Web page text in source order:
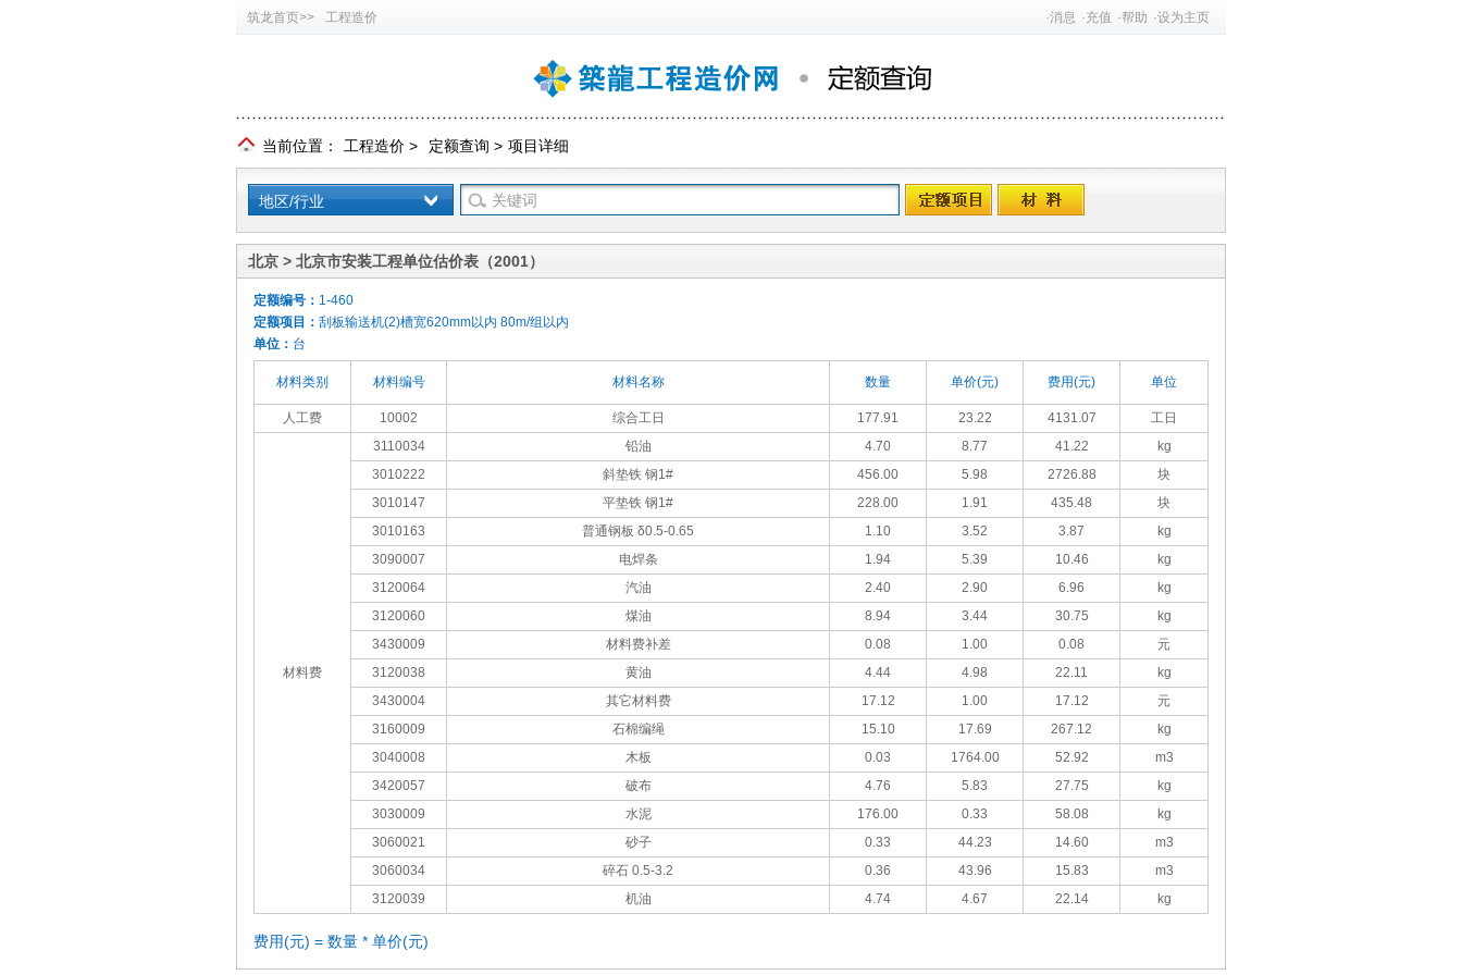
筑龙首页>> 工程造价 ·消息 ·充值 ·帮助 ·设为主页
当前位置： 工程造价 > 定额查询 > 项目详细
地区/行业
北京 > 北京市安装工程单位估价表（2001）
定额编号： 1-460
定额项目： 刮板输送机(2)槽宽620mm以内 80m/组以内
单位： 台
材料类别 材料编号 材料名称 数量 单价(元) 费用(元) 单位
人工费 10002 综合工日 177.91 23.22 4131.07 工日
材料费
3110034 铅油 4.70 8.77 41.22
kg
3010222
斜垫铁 钢1# 456.00 5.98 2726.88
块
3010147
平垫铁 钢1# 228.00 1.91 435.48
块
3010163
普通钢板 δ0.5-0.65 1.10 3.52 3.87
kg
3090007
电焊条 1.94 5.39 10.46
kg
3120064
汽油 2.40 2.90 6.96
kg
3120060
煤油 8.94 3.44 30.75
kg
3430009
材料费补差 0.08 1.00 0.08
元
3120038
黄油 4.44 4.98 22.11
kg
3430004
其它材料费 17.12 1.00 17.12
元
3160009
石棉编绳 15.10 17.69 267.12
kg
3040008
木板 0.03 1764.00 52.92
m3
3420057
破布 4.76 5.83 27.75
kg
3030009
水泥 176.00 0.33 58.08
kg
3060021
砂子 0.33 44.23 14.60
m3
3060034
碎石 0.5-3.2 0.36 43.96 15.83
m3
3120039
机油 4.74 4.67 22.14 kg
费用(元) = 数量 * 单价(元)